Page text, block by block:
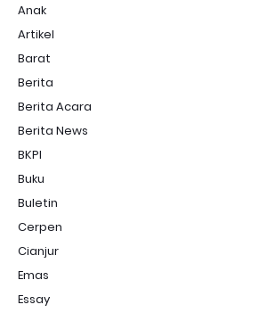
Anak
Artikel
Barat
Berita
Berita Acara
Berita News
BKPI
Buku
Buletin
Cerpen
Cianjur
Emas
Essay